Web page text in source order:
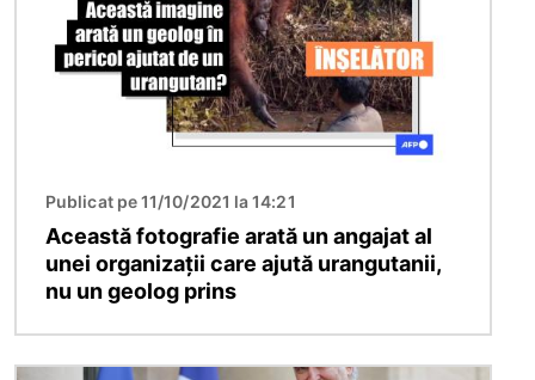
Publicat pe 11/10/2021 la 14:21
Această fotografie arată un angajat al
unei organizații care ajută urangutanii,
nu un geolog prins